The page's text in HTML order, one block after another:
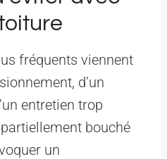
fréquents viennent
d’un
entretien trop
bouché
un